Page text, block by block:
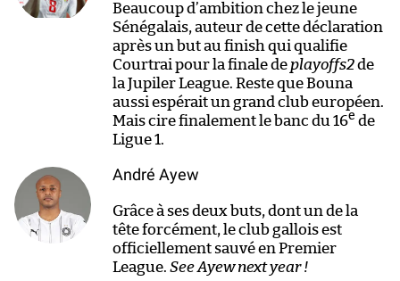
Beaucoup d’ambition chez le jeune
Sénégalais, auteur de cette déclaration
après un but au finish qui qualifie
Courtrai pour la finale de playoffs2de
la Jupiler League. Reste que Bouna
aussi espérait un grand club européen.
Mais cire finalement le banc du 16e de
Ligue 1.
André Ayew
Grâce à ses deux buts, dont un de la
tête forcément, le club gallois est
officiellement sauvé en Premier
League. See Ayew next year !